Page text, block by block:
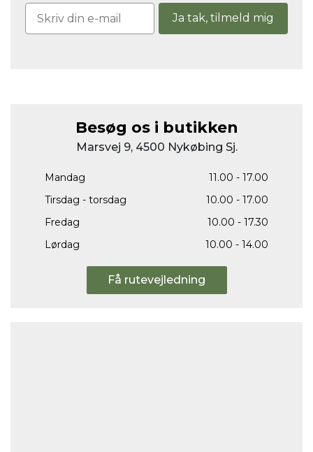
Ja tak, tilmeld mig
Besøg os i butikken
Marsvej 9, 4500 Nykøbing Sj.
Mandag
11.00 - 17.00
Tirsdag - torsdag
10.00 - 17.00
Fredag
10.00 - 17.30
Lørdag
10.00 - 14.00
Få rutevejledning